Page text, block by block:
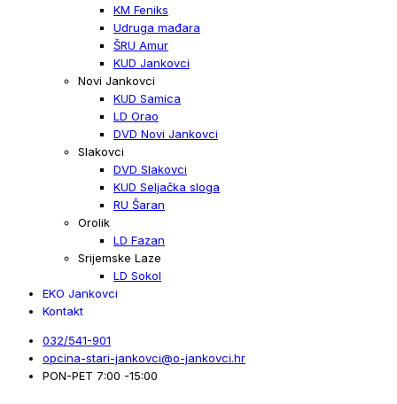
KM Feniks
Udruga mađara
ŠRU Amur
KUD Jankovci
Novi Jankovci
KUD Samica
LD Orao
DVD Novi Jankovci
Slakovci
DVD Slakovci
KUD Seljačka sloga
RU Šaran
Orolik
LD Fazan
Srijemske Laze
LD Sokol
EKO Jankovci
Kontakt
032/541-901
opcina-stari-jankovci@o-jankovci.hr
PON-PET 7:00 -15:00